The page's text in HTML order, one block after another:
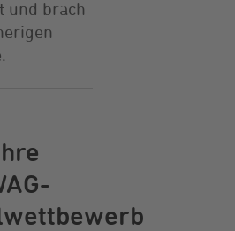
und brach